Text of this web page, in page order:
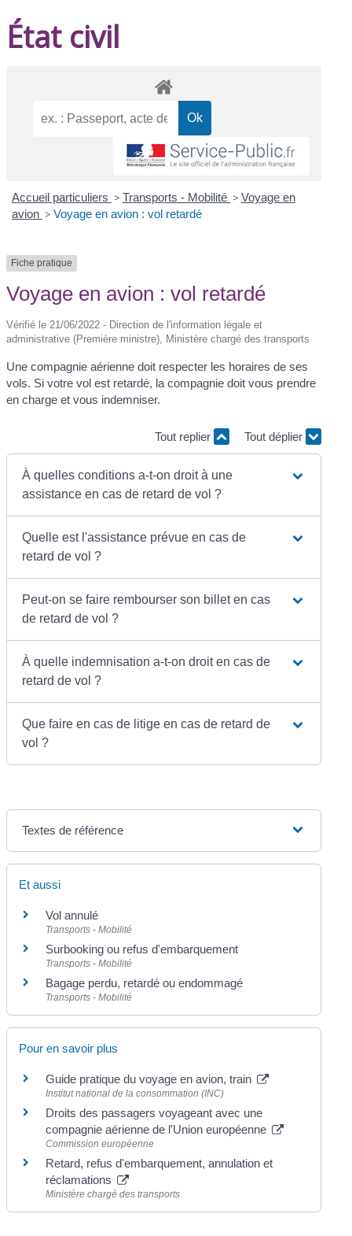
État civil
Accueil particuliers > Transports - Mobilité > Voyage en
avion > Voyage en avion : vol retardé
Fiche pratique
Voyage en avion : vol retardé
Vérifié le 21/06/2022 - Direction de l'information légale et
administrative (Première ministre), Ministère chargé des transports
Une compagnie aérienne doit respecter les horaires de ses
vols. Si votre vol est retardé, la compagnie doit vous prendre
en charge et vous indemniser.
Tout replier Tout déplier
À quelles conditions a-t-on droit à une
assistance en cas de retard de vol ?
Quelle est l'assistance prévue en cas de
retard de vol ?
Peut-on se faire rembourser son billet en cas
de retard de vol ?
À quelle indemnisation a-t-on droit en cas de
retard de vol ?
Que faire en cas de litige en cas de retard de
vol ?
Textes de référence
Et aussi
Vol annulé
Transports - Mobilité
Surbooking ou refus d'embarquement
Transports - Mobilité
Bagage perdu, retardé ou endommagé
Transports - Mobilité
Pour en savoir plus
Guide pratique du voyage en avion, train
Institut national de la consommation (INC)
Droits des passagers voyageant avec une
compagnie aérienne de l'Union européenne
Commission européenne
Retard, refus d'embarquement, annulation et
réclamations
Ministère chargé des transports